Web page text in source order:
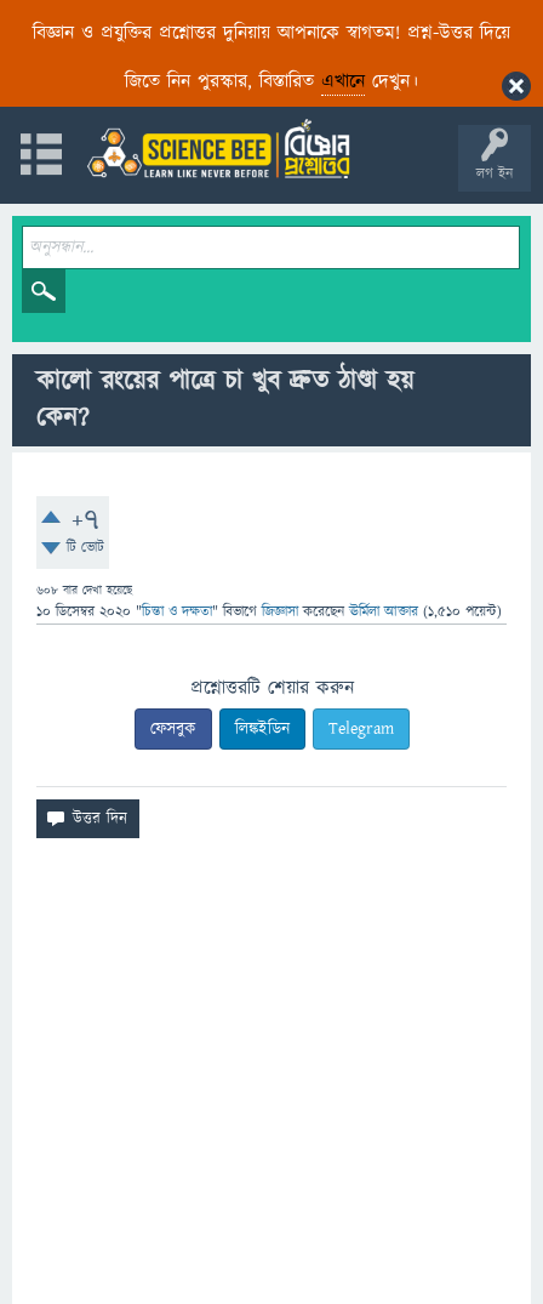
বিজ্ঞান ও প্রযুক্তির প্রশ্নোত্তর দুনিয়ায় আপনাকে স্বাগতম! প্রশ্ন-উত্তর দিয়ে
জিতে নিন পুরস্কার, বিস্তারিত এখানেদেখুন।
লগ ইন
কালো রংয়ের পাত্রে চা খুব দ্রুত ঠাণ্ডা হয়
কেন?
+7
টি ভোট
608 বার দেখা হয়েছে
10 ডিসেম্বর 2020 "চিন্তা ও দক্ষতা" বিভাগে জিজ্ঞাসাকরেছেনঊর্মিলা আক্তার (1,510 পয়েন্ট)
প্রশ্নোত্তরটি শেয়ার করুন
ফেসবুক লিঙ্কইডিন Telegram